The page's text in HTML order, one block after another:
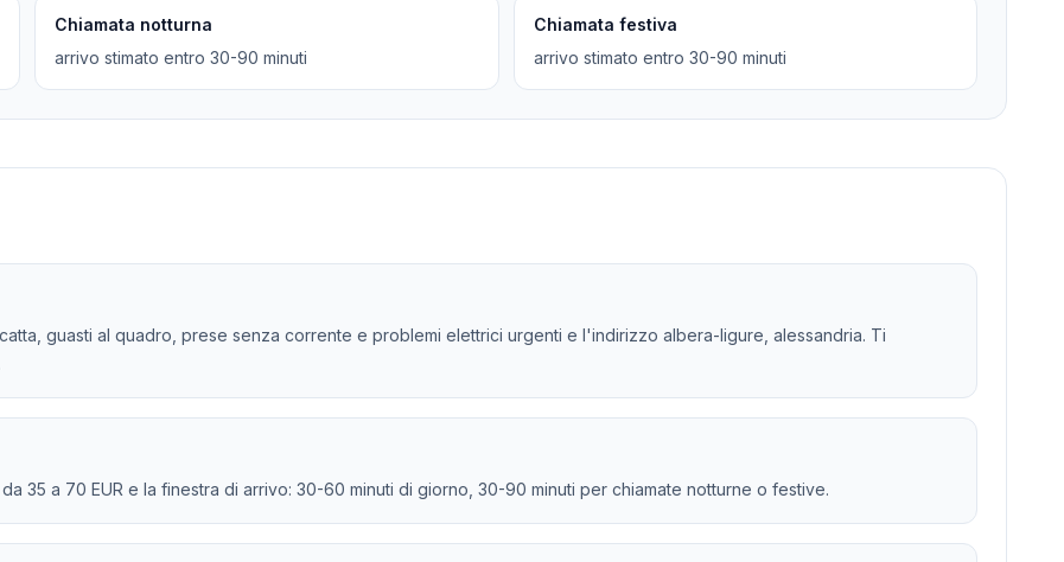
Chiamata notturna
arrivo stimato entro 30-90 minuti
Chiamata festiva
arrivo stimato entro 30-90 minuti
guasti al quadro, prese senza corrente e problemi elettrici urgenti e l'indirizzo albera-ligure, alessandria. Ti
35 a 70 EUR e la finestra di arrivo: 30-60 minuti di giorno, 30-90 minuti per chiamate notturne o festive.